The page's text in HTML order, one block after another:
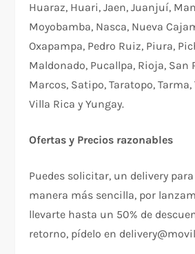
Huaraz, Huari, Jaen, Juanjuí,
Moyobamba, Nasca, Nueva
Oxapampa, Pedro Ruiz, Piura,
Maldonado, Pucallpa, Rioja, San
Marcos, Satipo, Taratopo,
Villa Rica y Yungay.
Ofertas y Precios razonables
Puedes solicitar, un delivery
manera más sencilla, por
llevarte hasta un 50% de
retorno, pídelo en